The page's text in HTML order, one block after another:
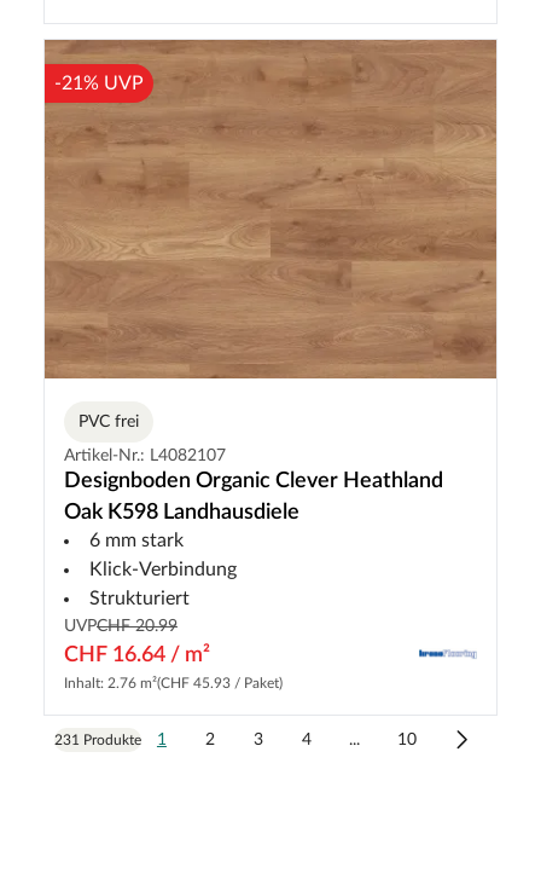
-21% UVP
PVC frei
Artikel-Nr.: L4082107
Designboden Organic Clever Heathland
Oak K598 Landhausdiele
6 mm stark
Klick-Verbindung
Strukturiert
UVPCHF 20.99
CHF 16.64 / m²
Inhalt: 2.76 m²(CHF 45.93 / Paket)
231 Produkte 1 2 3 4 ... 10